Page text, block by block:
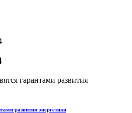
развития энергетики